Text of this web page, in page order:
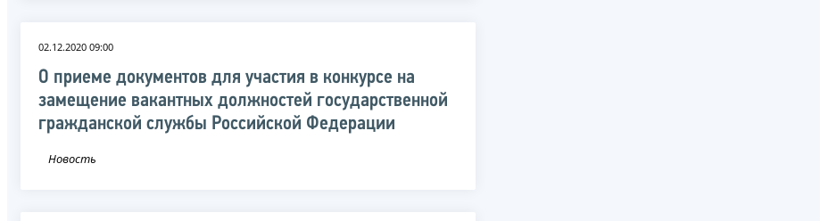
02.12.2020 09:00
О приеме документов для участия в конкурсе на
замещение вакантных должностей государственной
гражданской службы Российской Федерации
Новость